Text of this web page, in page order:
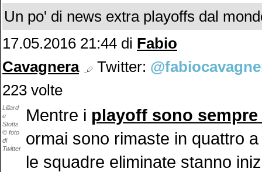
Un po' di news extra playoffs dal
17.05.2016 21:44 di Fabio
Cavagnera
Twitter:
223 volte
Lillard
e
Stotts
© foto
di
Twitter
Mentre i playoff sono
ormai sono rimaste in quattro a
le squadre eliminate stanno